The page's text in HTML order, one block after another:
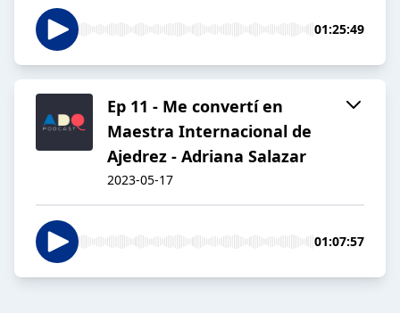
01:25:49
Ep 11 - Me convertí en
Maestra Internacional de
Ajedrez - Adriana Salazar
2023-05-17
01:07:57